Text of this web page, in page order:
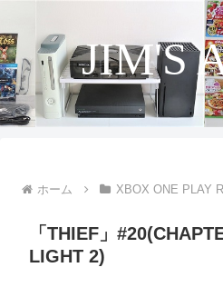
JIM'S
ホーム XBOX ONE PLAY
「THIEF」
LIGHT 2)